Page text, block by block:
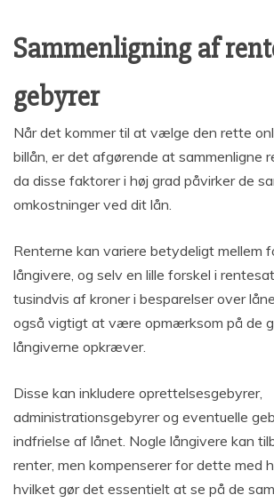
Sammenligning af
gebyrer
Når det kommer til at vælge den rette
billån, er det afgørende at sammenligne
da disse faktorer i høj grad påvirker de
omkostninger ved dit lån.
Renterne kan variere betydeligt mellem
långivere, og selv en lille forskel i
tusindvis af kroner i besparelser over
også vigtigt at være opmærksom på de
långiverne opkræver.
Disse kan inkludere oprettelsesgebyrer,
administrationsgebyrer og eventuelle
indfrielse af lånet. Nogle långivere kan
renter, men kompenserer for dette med
hvilket gør det essentielt at se på de